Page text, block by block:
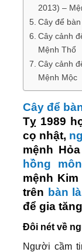
2013) –
Cây để
Cây cảnh
Mệnh Thổ
Cây cảnh
Mệnh Mộc
Cây để
Tỵ 1989
cọ nhật,
mệnh
hồng môn
mệnh
trên bàn
để gia
Đôi nét về
Người cầm